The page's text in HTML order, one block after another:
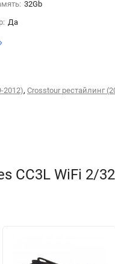
32Gb
Да
2012), Crosstour рестайлинг
WiFi 2/